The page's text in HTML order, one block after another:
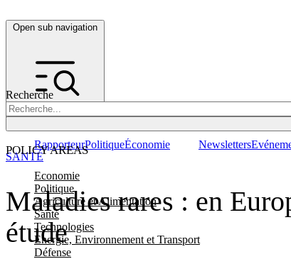
Open sub navigation
Recherche
POLICY AREAS
Economie
Politique
Agriculture et Alimentation
Santé
Technologies
Energie, Environnement et Transport
Défense
RapporteurPolitiqueÉconomie Newsletters
Maladies rares : en
étude
SANTÉ